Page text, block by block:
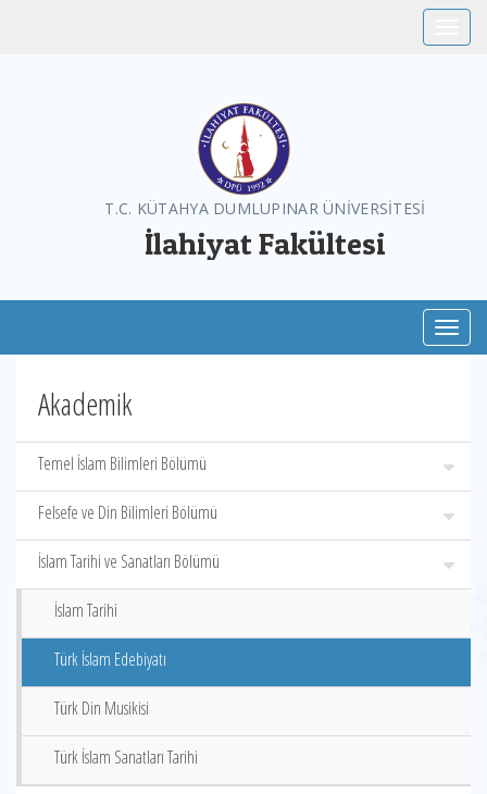
T.C. KÜTAHYA DUMLUPINAR ÜNİVERSİTESİ
İlahiyat Fakültesi
Akademik
Temel İslam Bilimleri Bölümü
Felsefe ve Din Bilimleri Bölümü
İslam Tarihi ve Sanatları Bölümü
İslam Tarihi
Türk İslam Edebiyatı
Türk Din Musikisi
Türk İslam Sanatları Tarihi